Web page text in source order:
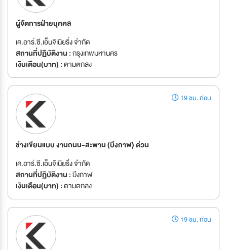
ผู้จัดการฝ่ายบุคคล
เค.อาร์.ซี.เอ็นจิเนียริ่ง จำกัด
สถานที่ปฏิบัติงาน :กรุงเทพมหานคร
เงินเดือน(บาท) :ตามตกลง
19 ชม. ก่อน
ช่างเขียนแบบ งานถนน-สะพาน (บึงกาฬ) ด่วน
เค.อาร์.ซี.เอ็นจิเนียริ่ง จำกัด
สถานที่ปฏิบัติงาน :บึงกาฬ
เงินเดือน(บาท) :ตามตกลง
19 ชม. ก่อน